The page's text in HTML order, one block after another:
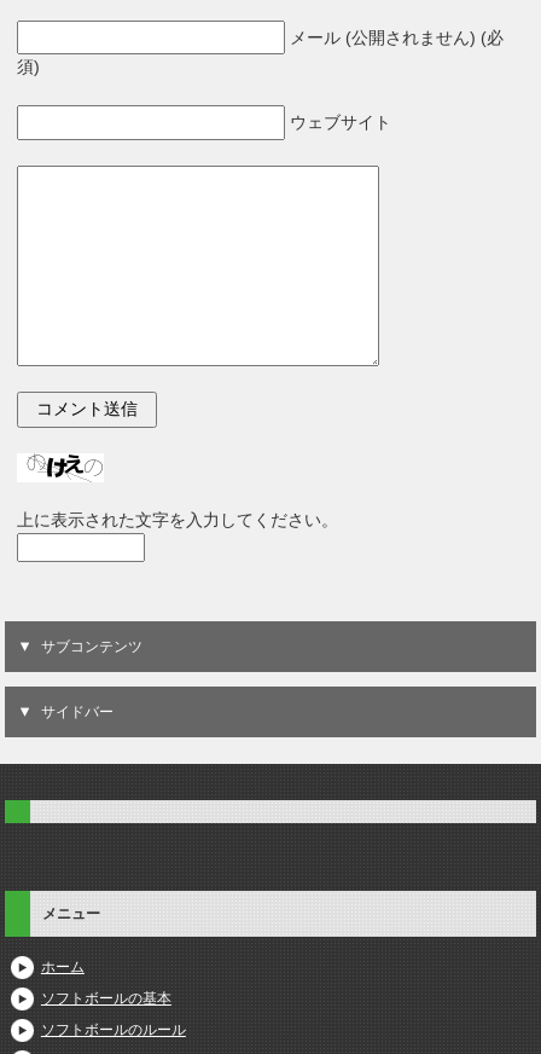
メール (公開されません) (必
須)
ウェブサイト
上に表示された文字を入力してください。
サブコンテンツ
サイドバー
メニュー
ホーム
ソフトボールの基本
ソフトボールのルール